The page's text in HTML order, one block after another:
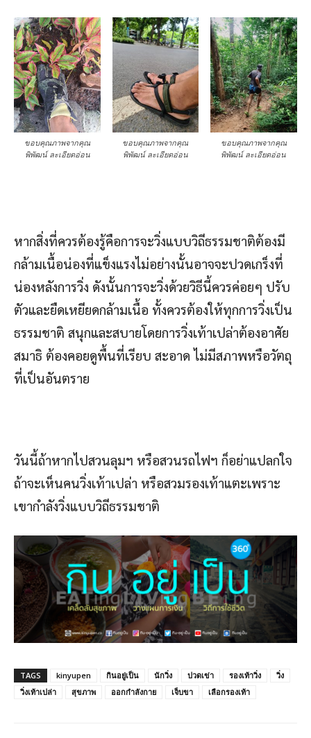
ขอบคุณภาพจากคุณ
พิพัฒน์ ละเอียดอ่อน
ขอบคุณภาพจากคุณ
พิพัฒน์ ละเอียดอ่อน
ขอบคุณภาพจากคุณ
พิพัฒน์ ละเอียดอ่อน
หากสิ่งที่ควรต้องรู้คือการจะวิ่งแบบวิถีธรรมชาติต้องมี
กล้ามเนื้อน่องที่แข็งแรงไม่อย่างนั้นอาจจะปวดเกร็งที่
น่องหลังการวิ่ง ดังนั้นการจะวิ่งด้วยวิธีนี้ควรค่อยๆ ปรับ
ตัวและยืดเหยียดกล้ามเนื้อ ทั้งควรต้องให้ทุกการวิ่งเป็น
ธรรมชาติ สนุกและสบายโดยการวิ่งเท้าเปล่าต้องอาศัย
สมาธิ ต้องคอยดูพื้นที่เรียบ สะอาด ไม่มีสภาพหรือวัตถุ
ที่เป็นอันตราย
วันนี้ถ้าหากไปสวนลุมฯ หรือสวนรถไฟฯ ก็อย่าแปลกใจ
ถ้าจะเห็นคนวิ่งเท้าเปล่า หรือสวมรองเท้าแตะเพราะ
เขากำลังวิ่งแบบวิถีธรรมชาติ
TAGS kinyupen กินอยู่เป็น นักวิ่ง ปวดเข่า รองเท้าวิ่ง
วิ่ง
วิ่งเท้าเปล่า
สุขภาพ ออกกำลังกาย เจ็บขา เลือกรองเท้า